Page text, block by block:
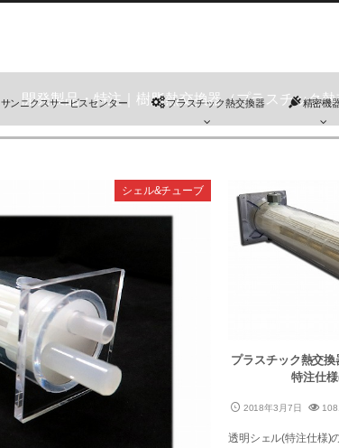
サンニクスサービスセンター プラスチック熱交換器 精密機
開発製品・特注｜樹脂熱交換器（プラスチック
シェル&チューブ
プラスチック熱交
特注仕
2018年3月7日
透明シェル(特注仕様)